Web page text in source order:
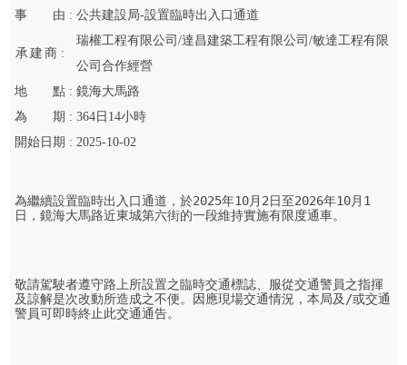
事
由 :公共建設局-設置臨時出入口通道
承建 商 :
瑞權工程有限公司/達昌建築工程有限公司/敏達工程有限
公司合作經營
地
點 :鏡海大馬路
為
期 :364 日 14小時
開始 日期 :2025-10-02
為繼續設置臨時出入口通道，於2025年10月2日至2026年10月1
日，鏡海大馬路近東城第六街的一段維持實施有限度通車。
敬請駕駛者遵守路上所設置之臨時交通標誌、服從交通警員之指揮
及諒解是次改動所造成之不便。因應現場交通情況，本局及/或交通
警員可即時終止此交通通告。